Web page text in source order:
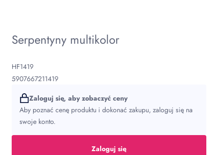
Serpentyny multikolor
HF1419
5907667211419
Zaloguj się, aby zobaczyć ceny
Aby poznać cenę produktu i dokonać zakupu, zaloguj się na
swoje konto.
Zaloguj się